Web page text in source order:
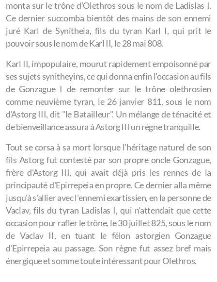
monta sur le trône d'Olethros sous le nom de Ladislas I.
Ce dernier succomba bientôt des mains de son ennemi
juré Karl de Synitheia, fils du tyran Karl I, qui prit le
pouvoir sous le nom de Karl II, le 28 mai 808.
Karl II, impopulaire, mourut rapidement empoisonné par
ses sujets synitheyins, ce qui donna enfin l'occasion au fils
de Gonzague I de remonter sur le trône olethrosien
comme neuvième tyran, le 26 janvier 811, sous le nom
d'Astorg III, dit "le Batailleur". Un mélange de ténacité et
de bienveillance assura à Astorg III un règne tranquille.
Tout se corsa à sa mort lorsque l'héritage naturel de son
fils Astorg fut contesté par son propre oncle Gonzague,
frère d'Astorg III, qui avait déjà pris les rennes de la
principauté d'Epirrepeia en propre. Ce dernier alla même
jusqu'à s'allier avec l'ennemi exartissien, en la personne de
Vaclav, fils du tyran Ladislas I, qui n'attendait que cette
occasion pour rafler le trône, le 30 juillet 825, sous le nom
de Vaclav II, en tuant le félon astorgien Gonzague
d'Epirrepeia au passage. Son règne fut assez bref mais
énergique et somme toute intéressant pour Olethros.